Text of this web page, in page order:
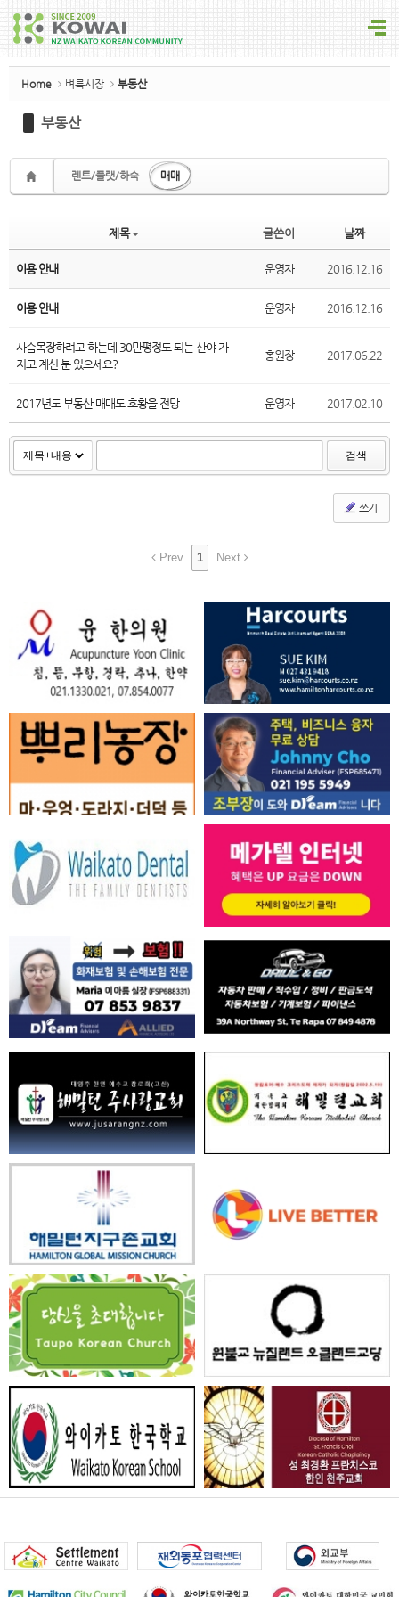
Home 벼룩시장 부동산
부동산
렌트/플랫/하숙 매매
제목 글쓴이 날짜
이용 안내 운영자 2016.12.16
이용 안내 운영자 2016.12.16
사슴목장하려고 하는데 30만평정도 되는 산야 가
지고 계신 분 있으세요?
홍원장 2017.06.22
2017년도 부동산 매매도 호황을 전망 운영자 2017.02.10
검색
쓰기
Prev 1 Next
Sketchbook5, 스케치북5
Sketchbook5, 스케치북5